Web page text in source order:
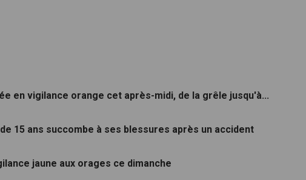
en vigilance orange cet après-midi, de la grêle jusqu'à...
15 ans succombe à ses blessures après un accident
jaune aux orages ce dimanche